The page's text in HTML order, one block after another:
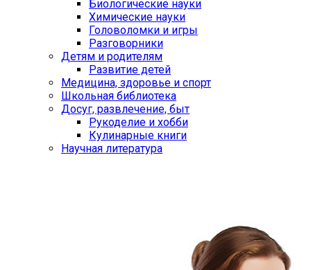
Биологические науки
Химические науки
Головоломки и игры
Разговорники
Детям и родителям
Развитие детей
Медицина, здоровье и спорт
Школьная библиотека
Досуг, развлечение, быт
Рукоделие и хобби
Кулинарные книги
Научная литература